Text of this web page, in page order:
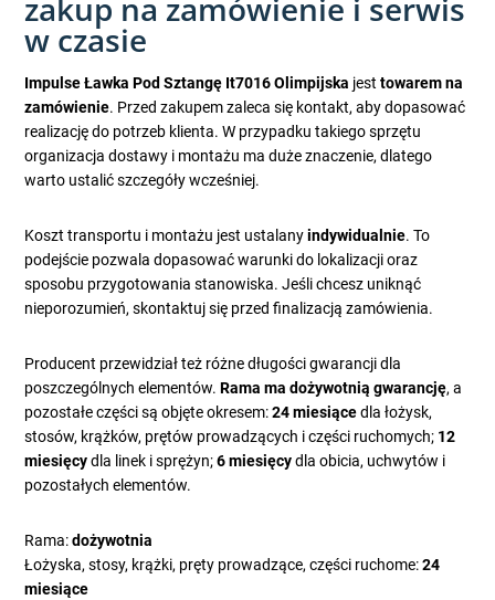
zakup na zamówienie i serwis
w czasie
Impulse Ławka Pod Sztangę It7016 Olimpijska jesttowarem na
zamówienie. Przed zakupem zaleca się kontakt, aby dopasować
realizację do potrzeb klienta. W przypadku takiego sprzętu
organizacja dostawy i montażu ma duże znaczenie, dlatego
warto ustalić szczegóły wcześniej.
Koszt transportu i montażu jest ustalanyindywidualnie. To
podejście pozwala dopasować warunki do lokalizacji oraz
sposobu przygotowania stanowiska. Jeśli chcesz uniknąć
nieporozumień, skontaktuj się przed finalizacją zamówienia.
Producent przewidział też różne długości gwarancji dla
poszczególnych elementów.Rama ma dożywotnią gwarancję, a
pozostałe części są objęte okresem:24 miesiącedla łożysk,
stosów, krążków, prętów prowadzących i części ruchomych; 12
miesięcydla linek i sprężyn;6 miesięcydla obicia, uchwytów i
pozostałych elementów.
Rama:dożywotnia
Łożyska, stosy, krążki, pręty prowadzące, części ruchome:24
miesiące